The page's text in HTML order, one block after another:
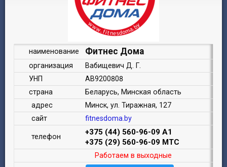
наименование Фитнес Дома
организация
Вабищевич Д. Г.
УНП
АВ9200808
страна
Беларусь, Минская область
адрес
Минск, ул. Тиражная, 127
сайт
fitnesdoma.by
телефон
+375 (44) 560-96-09 A1
+375 (29) 560-96-09 MTC
Работаем в выходные